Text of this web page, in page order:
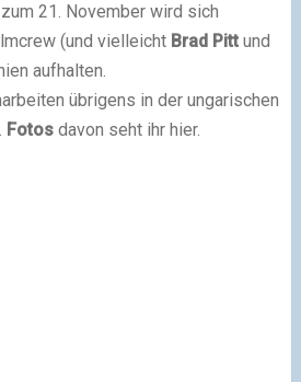
21. November wird sich
(und vielleicht Brad Pittund
aufhalten.
übrigens in der ungarischen
Fotosdavon seht ihr hier.